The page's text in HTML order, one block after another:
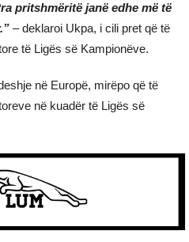
pritshmëritë janë edhe më të
– deklaroi Ukpa, i cili pret që të
të Ligës së Kampionëve.
në Europë, mirëpo që të
në kuadër të Ligës së